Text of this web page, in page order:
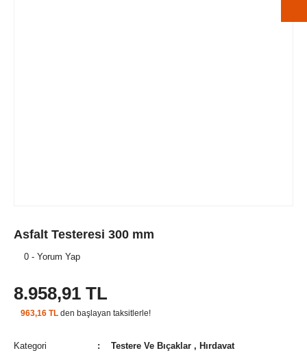
Asfalt Testeresi 300 mm
0 - Yorum Yap
8.958,91 TL
963,16 TL den başlayan taksitlerle!
Kategori Testere Ve Bıçaklar , Hırdavat